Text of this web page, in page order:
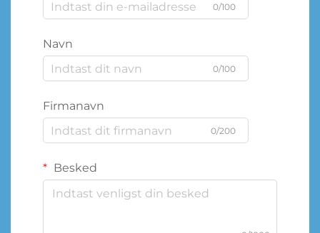
0/100
Navn
0/100
Firmanavn
0/200
Besked